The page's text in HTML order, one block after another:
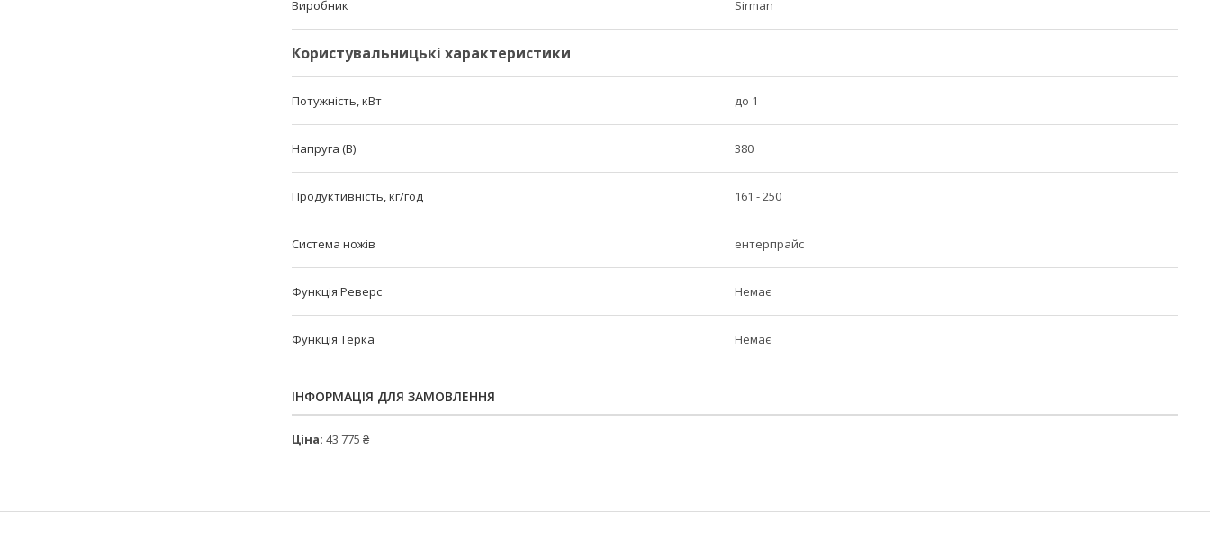
Виробник Sirman
Користувальницькі характеристики
Потужність, кВт до 1
Напруга (В) 380
Продуктивність, кг/год 161 - 250
Система ножів ентерпрайс
Функція Реверс Немає
Функція Терка Немає
ІНФОРМАЦІЯ ДЛЯ ЗАМОВЛЕННЯ
Ціна: 43 775 ₴